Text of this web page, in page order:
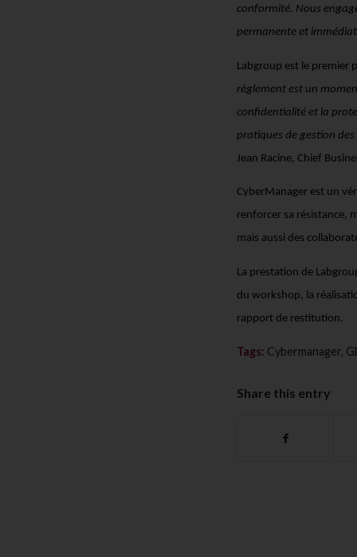
conformité. Nous
permanente et
Labgroup est le premier
règlement est un
confidentialité et la
pratiques de gestion
Jean Racine, Chief
CyberManager est un
renforcer sa résistance,
mais aussi des
La prestation de
du workshop, la
rapport de restitution.
Tags: Cybermanager,
Share this entry